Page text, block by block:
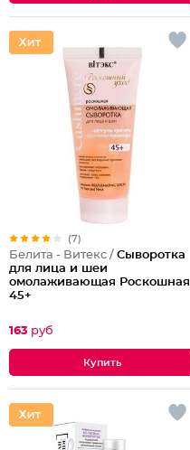
(7)
Белита - Витекс / Cыворотка
для лица и шеи
омолаживающая Роскошная
45+
163 руб